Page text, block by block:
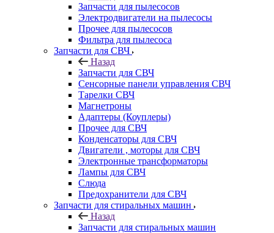
Запчасти для пылесосов
Электродвигатели на пылесосы
Прочее для пылесосов
Фильтра для пылесоса
Запчасти для СВЧ
Назад
Запчасти для СВЧ
Сенсорные панели управления СВЧ
Тарелки СВЧ
Магнетроны
Адаптеры (Коуплеры)
Прочее для СВЧ
Конденсаторы для СВЧ
Двигатели , моторы для СВЧ
Электронные трансформаторы
Лампы для СВЧ
Слюда
Предохранители для СВЧ
Запчасти для стиральных машин
Назад
Запчасти для стиральных машин